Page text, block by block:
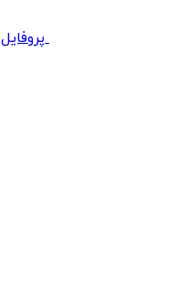
پروفایل